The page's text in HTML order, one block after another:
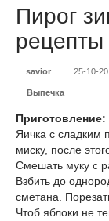
Пирог
рецепты
savior 25-10-
Выпечка
Приготовление:
Яичка с сладким
миску, после
Смешать муку с
Взбить до
сметана.
Чтоб яблоки не